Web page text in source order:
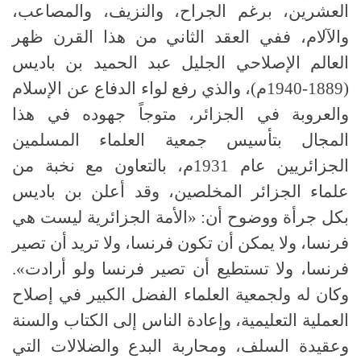
العشرين، برغم الجراح، والنزيف، والمصاعب،
والآلام، ففي العقد الثاني من هذا القرن ظهر
العالم الإصلاحي الجليل عبد الحميد بن باديس
(1889-1940م)، والذي رفع لواء الدفاع عن الإسلام
والعروبة في الجزائر، متوجاً جهوده في هذا
المجال بتأسيس جمعية العلماء المسلمين
الجزائريين عام 1931م، بالتعاون مع نخبة من
علماء الجزائر المخلصين، وقد أعلن بن باديس
بكل جرأة ووضوح أن: «الأمة الجزائرية ليست هي
فرنسا، ولا يمكن أن تكون فرنسا، ولا تريد أن تصير
فرنسا، ولا تستطيع أن تصير فرنسا ولو أرادت».
وكان له ولجمعية العلماء الفضل الكبير في إصلاح
العملية التعليمية، وإعادة الناس إلى الكتاب والسنة
وعقيدة السلف، ومحاربة البدع والضلالات التي